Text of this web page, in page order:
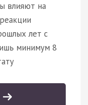
влияют на
лет с
минимум 8